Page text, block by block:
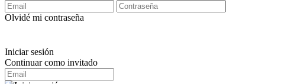
Olvidé mi contraseña
Iniciar sesión
Continuar como invitado